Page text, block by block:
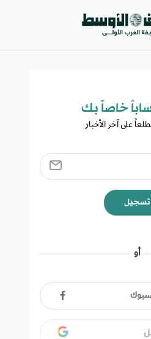
خاصاً بك​
على آخر الأخبار
تسجيل
أو